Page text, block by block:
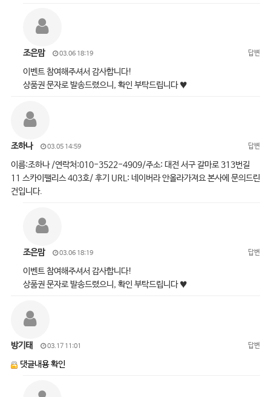
조은맘 03.06 18:19 답변
이벤트 참여해주셔서 감사합니다!
상품권 문자로 발송드렸으니, 확인 부탁드립니다 ♥
조하나 03.05 14:59 답변
이름:조하나 /연락처:010-3522-4909/주소: 대전 서구 갈마로 313번길
11 스카이팰리스 403호/ 후기 URL: 네이버라 안올라가져요 본사에 문의드린
건입니다.
조은맘 03.06 18:19 답변
이벤트 참여해주셔서 감사합니다!
상품권 문자로 발송드렸으니, 확인 부탁드립니다 ♥
방기태 03.17 11:01 답변
댓글내용 확인